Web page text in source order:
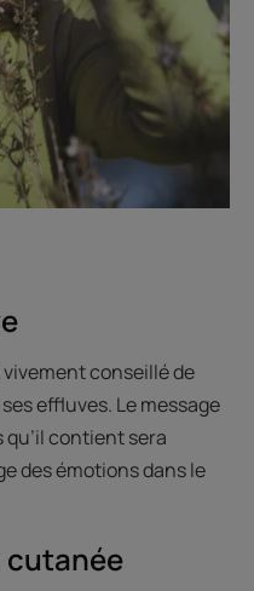
vivement conseillé de
effluves. Le message
contient sera
des émotions dans le
cutanée